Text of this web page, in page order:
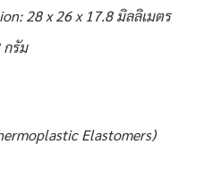
28 x 26 x 17.8 มิลลิเมตร
รัม
Elastomers)